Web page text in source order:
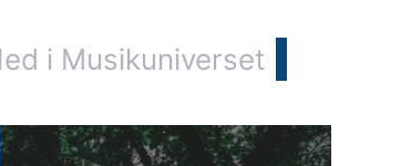
i Musikuniverset